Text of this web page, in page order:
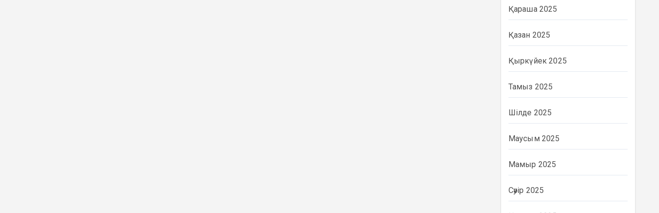
Қараша 2025
Қазан 2025
Қыркүйек 2025
Тамыз 2025
Шілде 2025
Маусым 2025
Мамыр 2025
Сәуір 2025